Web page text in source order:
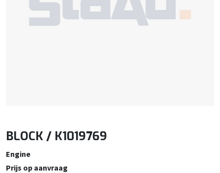
BLOCK / K1019769
Engine
Prijs op aanvraag